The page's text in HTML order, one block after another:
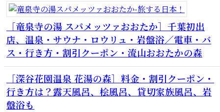
［竜泉寺の湯 スパメッツァおおたか］千葉初出
店、温泉・サウナ・ロウリュ・岩盤浴／電車・バ
ス・行き方・割引クーポン・流山おおたかの森
［深谷花園温泉 花湯の森］料金・割引クーポン・
行き方は？露天風呂、桧風呂、貸切家族風呂、岩
盤浴も